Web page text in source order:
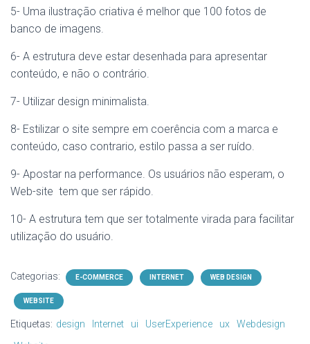
5- Uma ilustração criativa é melhor que 100 fotos de
banco de imagens.
6- A estrutura deve estar desenhada para apresentar
conteúdo, e não o contrário.
7- Utilizar design minimalista.
8- Estilizar o site sempre em coerência com a marca e
conteúdo, caso contrario, estilo passa a ser ruído.
9- Apostar na performance. Os usuários não esperam, o
Web-site tem que ser rápido.
10- A estrutura tem que ser totalmente virada para facilitar
utilização do usuário.
Categorias: E-COMMERCE INTERNET WEB DESIGN
WEBSITE
Etiquetas: design Internet ui UserExperience ux
Webdesign